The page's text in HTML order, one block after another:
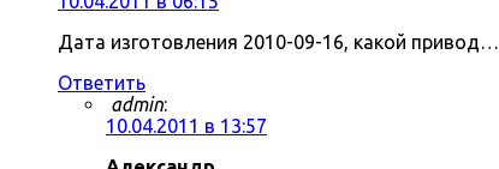
Дата изготовления 2010-09-16, какой
Ответить
admin:
10.04.2011 в 13:57